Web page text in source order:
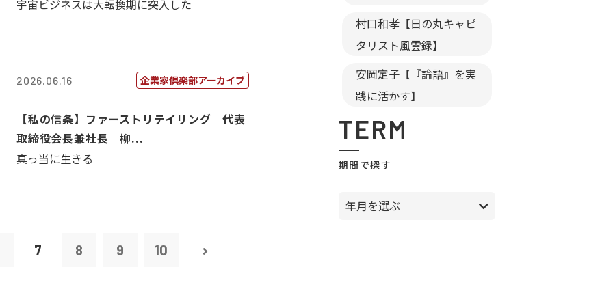
宇宙ビジネスは大転換期に突入した
2026.06.16 企業家倶楽部アーカイブ
【私の信条】ファーストリテイリング 代表
取締役会長兼社長 柳...
真っ当に生きる
7 8 9 10
村口和孝【日の丸キャピ
タリスト風雲録】
安岡定子【『論語』を実
践に活かす】
TERM
期間で探す
年月を選ぶ